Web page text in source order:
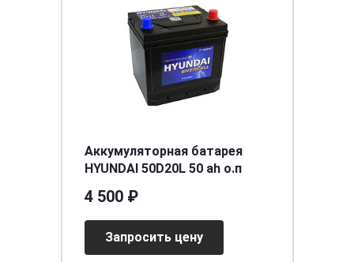
Аккумуляторная батарея
HYUNDAI 50D20L 50 ah о.п
4 500 ₽
Запросить цену